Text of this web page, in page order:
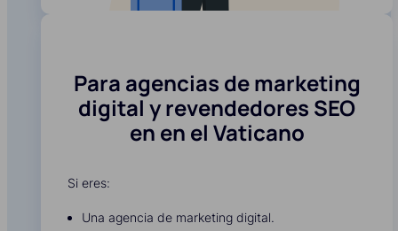
Para agencias de marketing
digital y revendedores SEO
en en el Vaticano
Si eres:
Una agencia de marketing digital.